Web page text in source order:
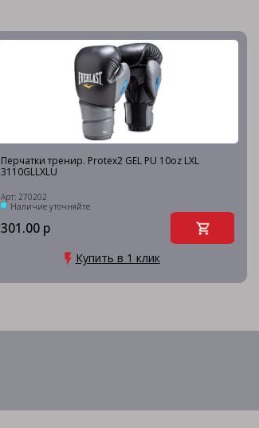
Перчатки тренир. Protex2 GEL PU 10oz LXL
3110GLLXLU
Арт: 270202
Наличие уточняйте
301.00 р
Купить в 1 клик